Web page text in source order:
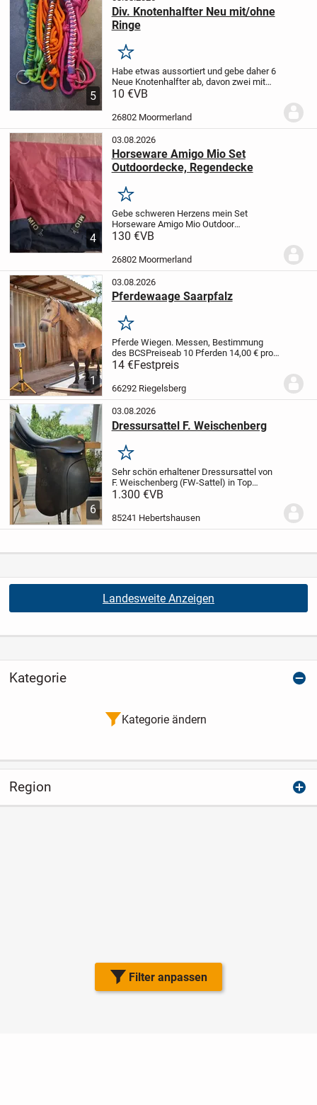
Filter anpassen
5
Div. Knotenhalfter Neu mit/ohne
Ringe
Merken
Habe etwas aussortiert und gebe daher 6
Neue Knotenhalfter ab, davon zwei mit
Ringen. Größe VB/WB. Diese lagen nicht
sind teils sogar noch verpackt.
10 €VB
26802 Moormerland
4
03.08.2026
Horseware Amigo Mio Set
Outdoordecke, Regendecke
Merken
Gebe schweren Herzens mein Set
Horseware Amigo Mio Outdoor
Regendecken ab.
gerne nochmal genau messen. Die ältere
130 €VB
26802 Moormerland
1
03.08.2026
Pferdewaage Saarpfalz
Merken
Pferde Wiegen. Messen, Bestimmung
des BCSPreiseab 10 Pferden 14,00 € pro
Pferd3 bis 9 Pferde 17,00 € pro Pferd
2 Pferde 20,00 € pro Pferd
14 €Festpreis
66292 Riegelsberg
6
03.08.2026
Dressursattel F. Weischenberg
Merken
Sehr schön erhaltener Dressursattel von
F. Weischenberg (FW-Sattel) in Top
Zustand. Der Sattel wurde 1 1/2 Jahre
zeigen auch die Fotos. Sitzfläche 17"
und...
1.300 €VB
85241 Hebertshausen
Landesweite Anzeigen
Kategorie
Kategorie ändern
Region